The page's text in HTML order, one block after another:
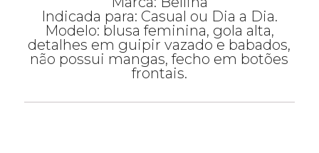
Indicada para: Casual ou Dia a Dia.
Modelo: blusa feminina, gola alta,
detalhes em guipir vazado e babados,
não possui mangas, fecho em botões
frontais.